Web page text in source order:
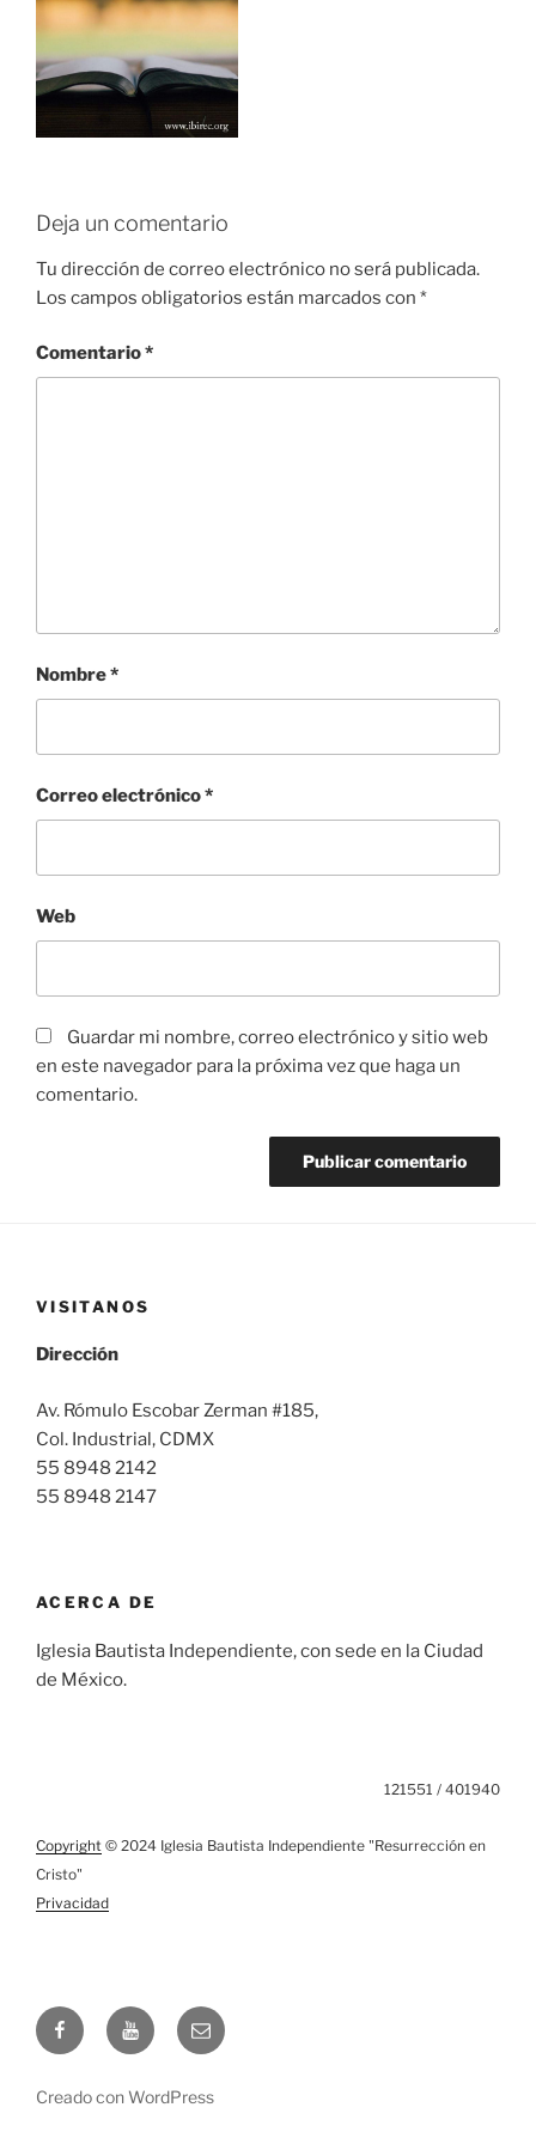
Deja un comentario
Tu dirección de correo electrónico no será publicada.
Los campos obligatorios están marcados con *
Comentario*
Nombre*
Correo electrónico*
Web
Guardar mi nombre, correo electrónico y sitio web
en este navegador para la próxima vez que haga un
comentario.
VISITANOS
Dirección
Av. Rómulo Escobar Zerman #185,
Col. Industrial, CDMX
55 8948 2142
55 8948 2147
ACERCA DE
Iglesia Bautista Independiente, con sede en la Ciudad
de México.
121551 / 401940
Copyright © 2024 Iglesia Bautista Independiente "Resurrección en
Cristo"
Privacidad
FacebookYouTubeEmail
Creado con WordPress